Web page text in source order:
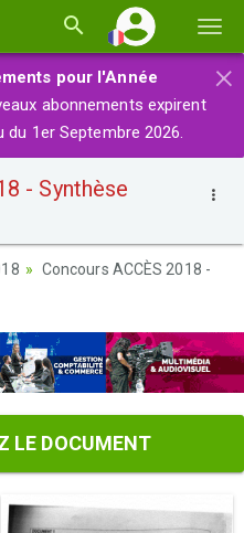
la×
pour l'Année
abonnements expirent
du 1er Septembre 2026.
- Synthèse
Concours ACCÈS 2018 -
LE DOCUMENT